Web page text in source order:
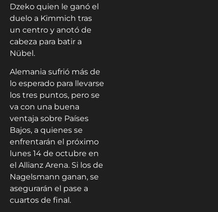
Dzeko quien le ganó el
duelo a Kimmich tras
un centro y anotó de
cabeza para batir a
Nübel.
Alemania sufrió más de
lo esperado para llevarse
los tres puntos, pero se
va con una buena
ventaja sobre Países
Bajos, a quienes se
enfrentarán el próximo
lunes 14 de octubre en
el Allianz Arena. Si los de
Nagelsmann ganan, se
asegurarán el pase a
cuartos de final.